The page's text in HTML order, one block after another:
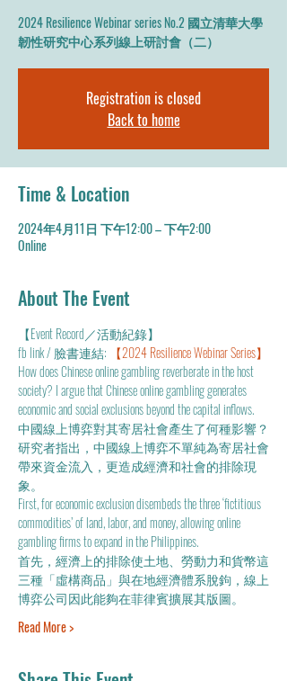
2024 Resilience Webinar series No.2 國立清華大學
韌性研究中心系列線上研討會（二）
Registration is closed
Back to home
Time & Location
2024年4月11日 下午12:00 – 下午2:00
Online
About The Event
【Event Record／活動紀錄】
fb link / 臉書連結: 【2024 Resilience Webinar Series】
How does Chinese online gambling reverberate in the host
society? I argue that Chinese online gambling generates
economic and social exclusions beyond the capital inflows.
中國線上博弈對其寄居社會產生了何種影響？
研究者指出，中國線上博弈不單純為寄居社會
帶來資金流入，更造成經濟和社會的排除現
象。
First, for economic exclusion disembeds the three ‘fictitious
commodities’ of land, labor, and money, allowing online
gambling firms to expand in the Philippines.
首先，經濟上的排除使土地、勞動力和貨幣這
三種「虛構商品」與在地經濟體系脫鉤，線上
博弈公司因此能夠在菲律賓擴展其版圖。
Read More >